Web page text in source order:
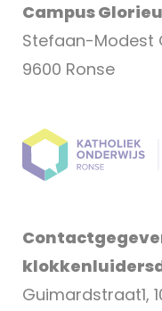
Campus
Stefaan-Modest
9600 Ronse
Guimardstraat1,